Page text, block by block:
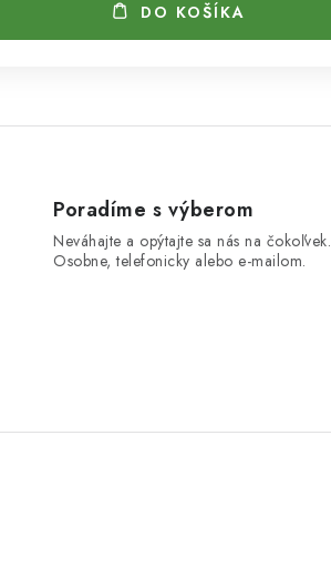
DO KOŠÍKA
Poradíme s výberom
Neváhajte a opýtajte sa nás na čokoľvek.
Osobne, telefonicky alebo e-mailom.